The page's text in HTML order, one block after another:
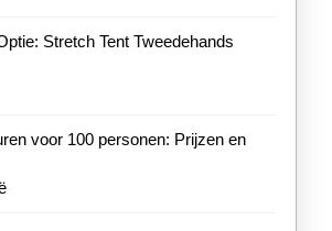
Stretch Tent Tweedehands
voor 100 personen: Prijzen en